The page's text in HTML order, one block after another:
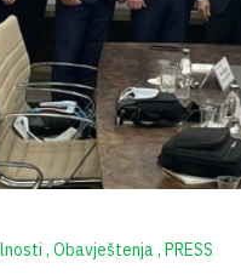
Obavještenja PRESS